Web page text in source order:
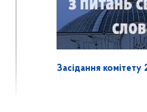
Засідання комітету